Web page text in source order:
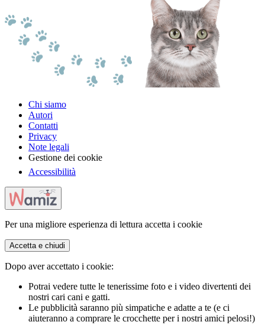
Chi siamo
Autori
Contatti
Privacy
Note legali
Gestione dei cookie
Accessibilità
Per una migliore esperienza di lettura accetta i cookie
Accetta e chiudi
Dopo aver accettato i cookie:
Potrai vedere tutte le tenerissime foto e i video divertenti dei
nostri cari cani e gatti.
Le pubblicità saranno più simpatiche e adatte a te (e ci
aiuteranno a comprare le crocchette per i nostri amici pelosi!)